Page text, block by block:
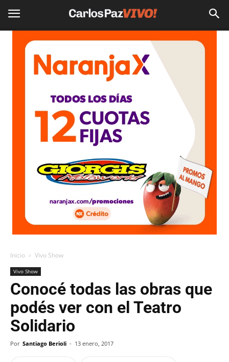
Inicio Vivo Show
Vivo Show
Conocé todas las obras que
podés ver con el Teatro
Solidario
Por Santiago Berioli - 13 enero, 2017